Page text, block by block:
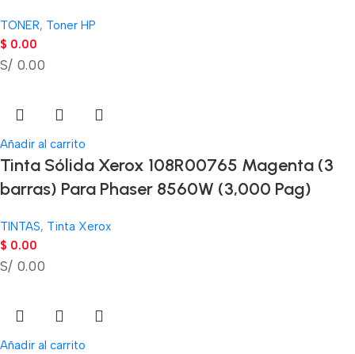
TONER, Toner HP
$ 0.00
S/ 0.00
Añadir al carrito
Tinta Sólida Xerox 108R00765 Magenta (3
barras) Para Phaser 8560W (3,000 Pag)
TINTAS, Tinta Xerox
$ 0.00
S/ 0.00
Añadir al carrito